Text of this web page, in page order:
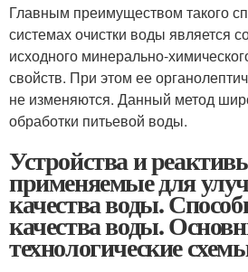
Главным преимуществом такого
системах очистки воды является
исходного минерально-
свойств. При этом ее
не изменяются. Данный метод
обработки питьевой воды.
Устройства и
применяемые для
качества воды.
качества воды.
технологические